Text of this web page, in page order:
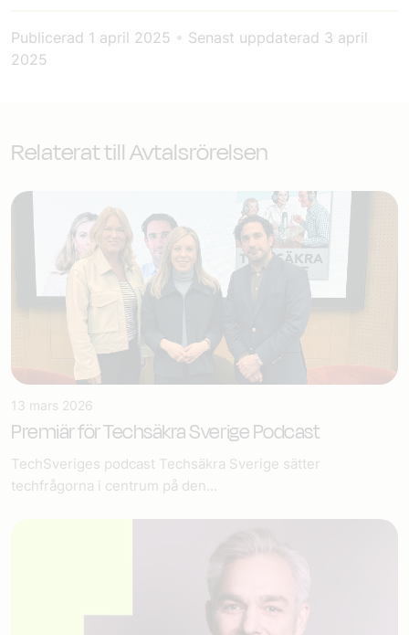
Publicerad 1 april 2025 • Senast uppdaterad 3 april
2025
Relaterat till Avtalsrörelsen
13 mars 2026
Premiär för Techsäkra Sverige Podcast
TechSveriges podcast Techsäkra Sverige sätter
techfrågorna i centrum på den...